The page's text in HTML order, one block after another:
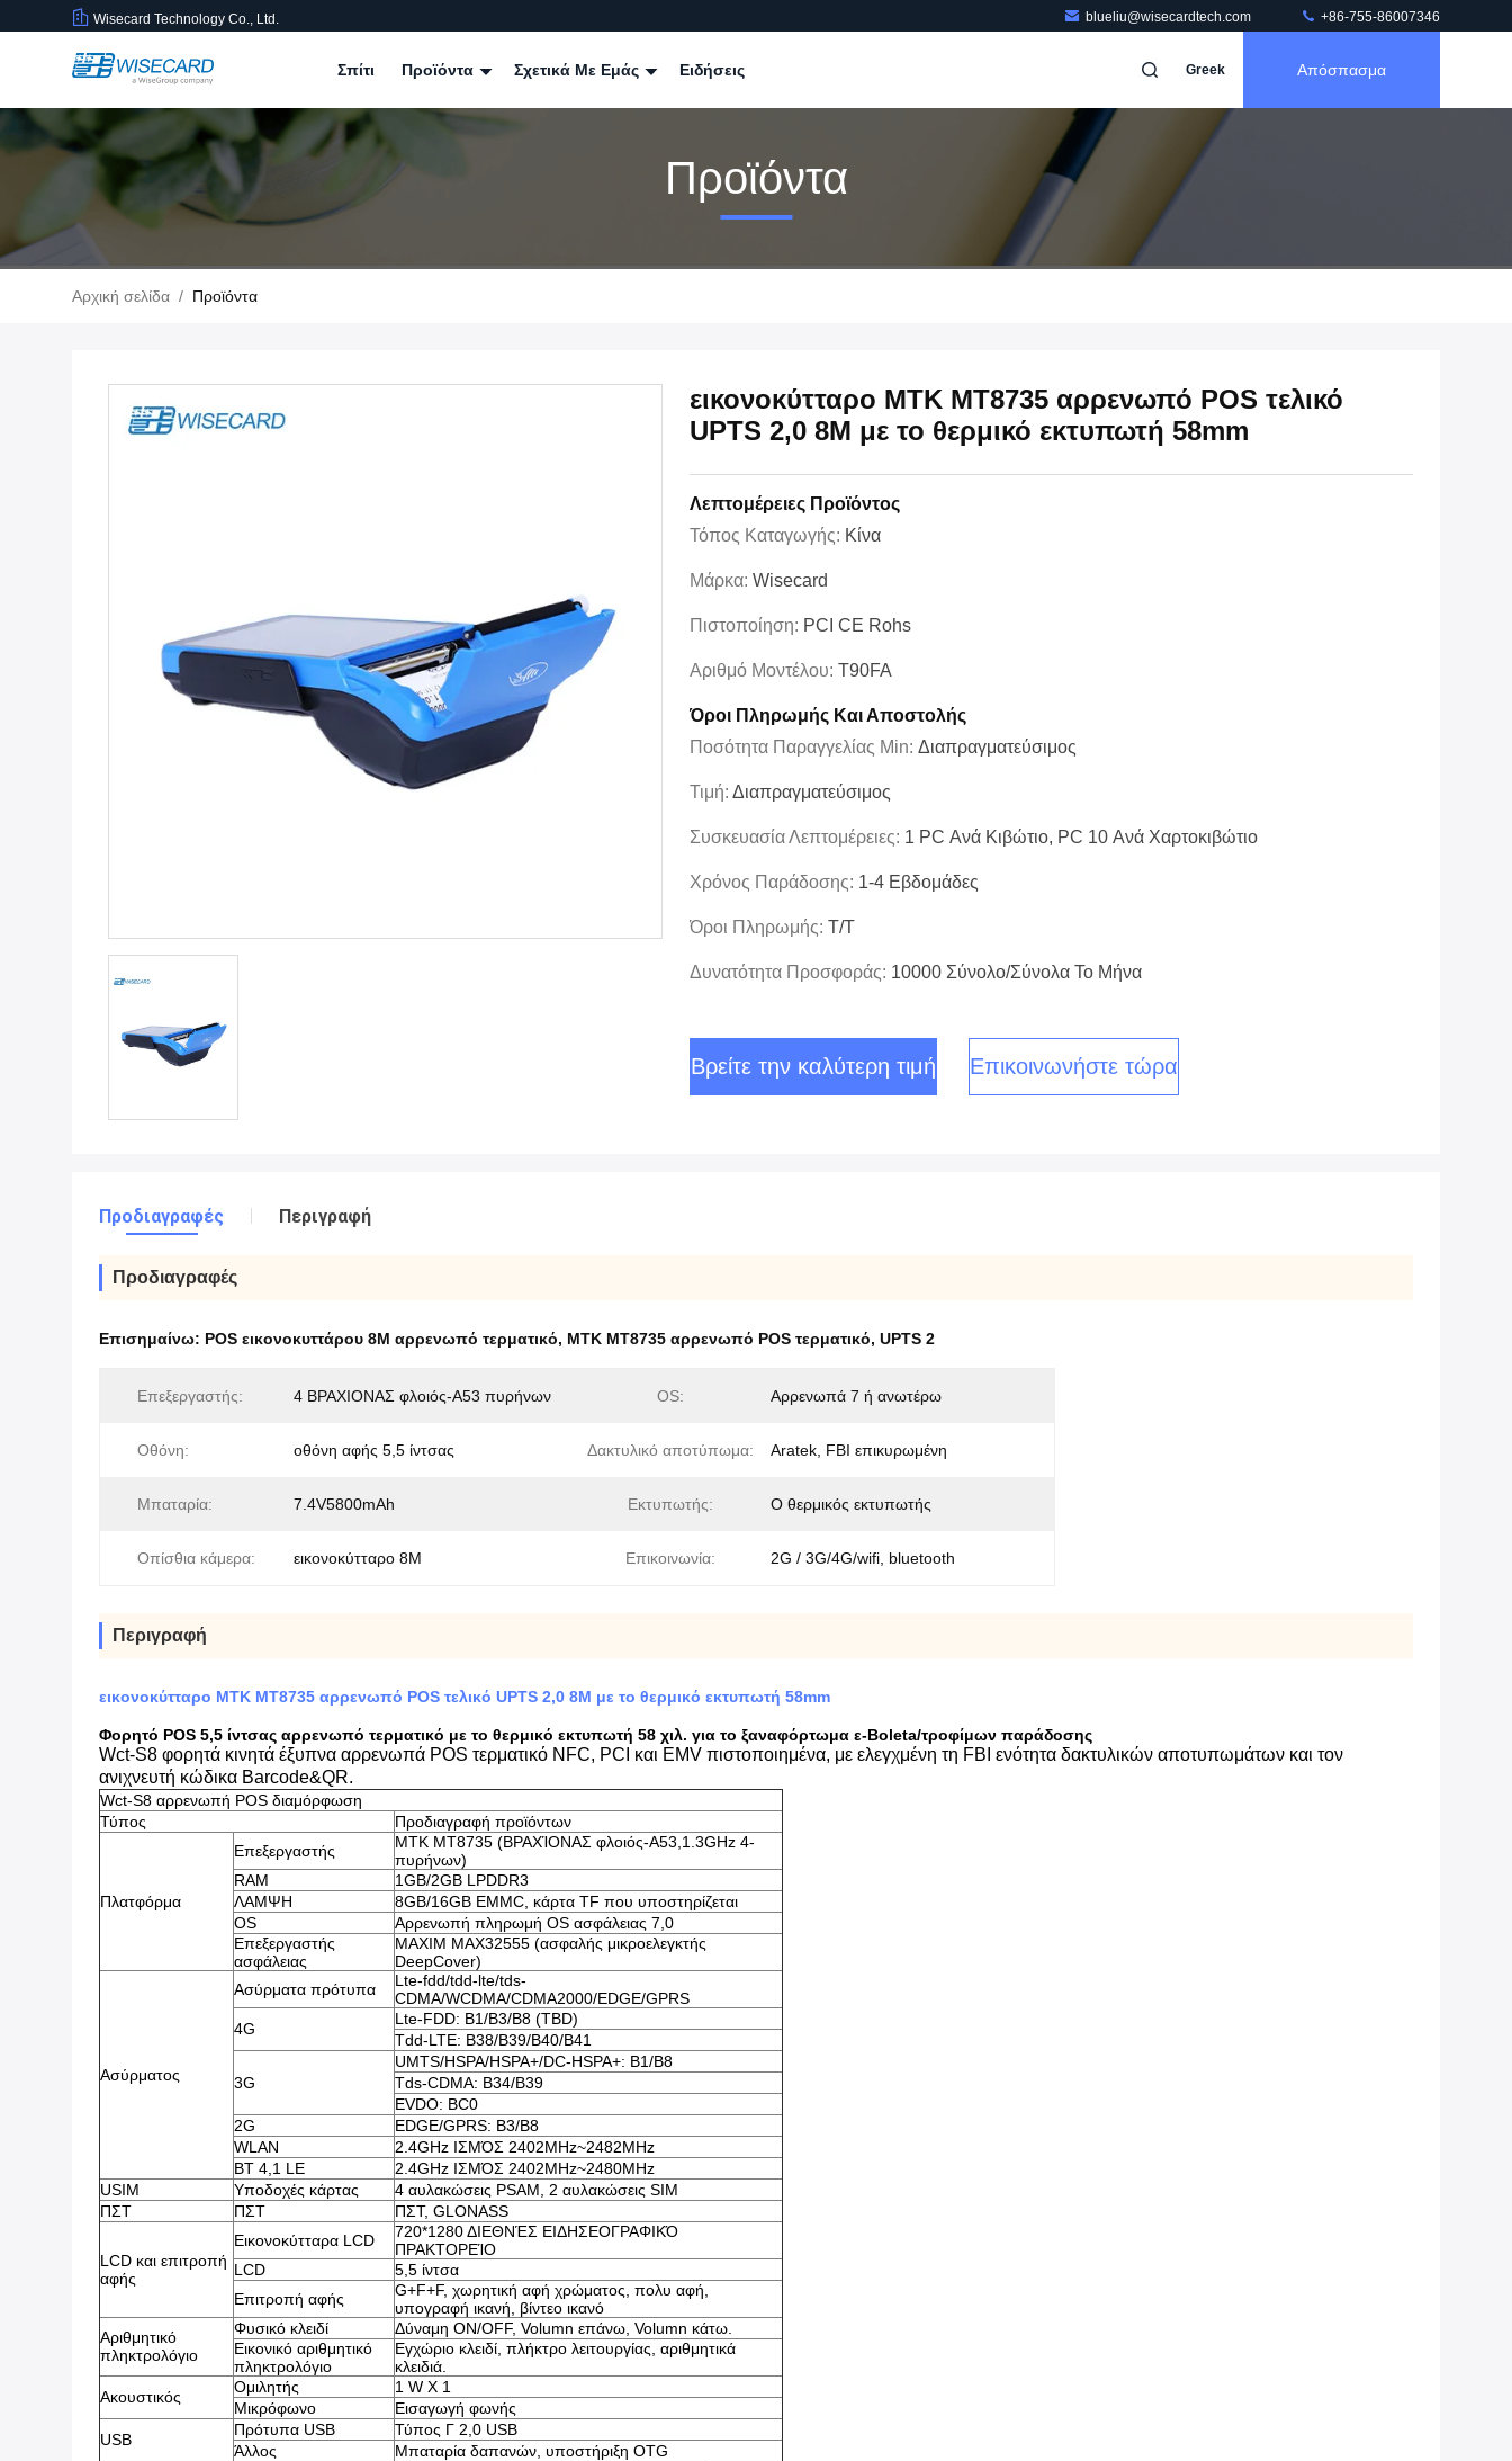
Wisecard Technology Co., Ltd. blueliu@wisecardtech.com +86-755-86007346
Σπίτι Προϊόντα Σχετικά Με Εμάς Ειδήσεις Greek Απόσπασμα
Προϊόντα
Αρχική σελίδα / Προϊόντα
εικονοκύτταρο MTK MT8735 αρρενωπό POS τελικό
UPTS 2,0 8M με το θερμικό εκτυπωτή 58mm
Λεπτομέρειες Προϊόντος
Τόπος Καταγωγής: Κίνα
Μάρκα: Wisecard
Πιστοποίηση: PCI CE Rohs
Αριθμό Μοντέλου: T90FA
Όροι Πληρωμής Και Αποστολής
Ποσότητα Παραγγελίας Min: Διαπραγματεύσιμος
Τιμή: Διαπραγματεύσιμος
Συσκευασία Λεπτομέρειες: 1 PC Ανά Κιβώτιο, PC 10 Ανά Χαρτοκιβώτιο
Χρόνος Παράδοσης: 1-4 Εβδομάδες
Όροι Πληρωμής: T/T
Δυνατότητα Προσφοράς: 10000 Σύνολο/σύνολα Το Μήνα
Βρείτε την καλύτερη τιμή Επικοινωνήστε τώρα
Προδιαγραφές Περιγραφή
Προδιαγραφές
Επισημαίνω: POS εικονοκυττάρου 8M αρρενωπό τερματικό, MTK MT8735 αρρενωπό POS τερματικό, UPTS 2
Επεξεργαστής: 4 ΒΡΑΧΙΟΝΑΣ φλοιός-A53 πυρήνων OS: Αρρενωπά 7 ή ανωτέρω
Οθόνη: οθόνη αφής 5,5 ίντσας Δακτυλικό αποτύπωμα: Aratek, FBI επικυρωμένη
Μπαταρία: 7.4V5800mAh Εκτυπωτής: Ο θερμικός εκτυπωτής
Οπίσθια κάμερα: εικονοκύτταρο 8M Επικοινωνία: 2G / 3G/4G/wifi, bluetooth
Περιγραφή
εικονοκύτταρο MTK MT8735 αρρενωπό POS τελικό UPTS 2,0 8M με το θερμικό εκτυπωτή 58mm
Φορητό POS 5,5 ίντσας αρρενωπό τερματικό με το θερμικό εκτυπωτή 58 χιλ. για το ξαναφόρτωμα ε-Boleta/τροφίμων παράδοσης
Wct-S8 φορητά κινητά έξυπνα αρρενωπά POS τερματικό NFC, PCI και EMV πιστοποιημένα, με ελεγχμένη τη FBI ενότητα δακτυλικών αποτυπωμάτων και τον
ανιχνευτή κώδικα Barcode&QR.
Wct-S8 αρρενωπή POS διαμόρφωση
Τύπος
Προδιαγραφή προϊόντων
Πλατφόρμα
Επεξεργαστής
MTK MT8735 (ΒΡΑΧΊΟΝΑΣ φλοιός-A53,1.3GHz 4-
πυρήνων)
RAM
1GB/2GB LPDDR3
ΛΑΜΨΗ
8GB/16GB EMMC, κάρτα TF που υποστηρίζεται
OS
Αρρενωπή πληρωμή OS ασφάλειας 7,0
Επεξεργαστής
ασφάλειας
MAXIM MAX32555 (ασφαλής μικροελεγκτής
DeepCover)
Ασύρματος
Ασύρματα πρότυπα
Lte-fdd/tdd-lte/tds-
CDMA/WCDMA/CDMA2000/EDGE/GPRS
4G
Lte-FDD: B1/B3/B8 (TBD)
Tdd-LTE: B38/B39/B40/B41
3G
UMTS/HSPA/HSPA+/DC-HSPA+: B1/B8
Tds-CDMA: B34/B39
EVDO: BC0
2G
EDGE/GPRS: B3/B8
WLAN
2.4GHz ΙΣΜΌΣ 2402MHz~2482MHz
BT 4,1 LE
2.4GHz ΙΣΜΌΣ 2402MHz~2480MHz
USIM
Υποδοχές κάρτας
4 αυλακώσεις PSAM, 2 αυλακώσεις SIM
ΠΣΤ
ΠΣΤ ΠΣΤ, GLONASS
LCD και επιτροπή
αφής
Εικονοκύτταρα LCD
720*1280 ΔΙΕΘΝΈΣ ΕΙΔΗΣΕΟΓΡΑΦΙΚΌ
ΠΡΑΚΤΟΡΕΊΟ
LCD
5,5 ίντσα
Επιτροπή αφής
G+F+F, χωρητική αφή χρώματος, πολυ αφή,
υπογραφή ικανή, βίντεο ικανό
Αριθμητικό
πληκτρολόγιο
Φυσικό κλειδί
Δύναμη ON/OFF, Volumn επάνω, Volumn κάτω.
Εικονικό αριθμητικό
πληκτρολόγιο
Εγχώριο κλειδί, πλήκτρο λειτουργίας, αριθμητικά
κλειδιά.
Ακουστικός
Ομιλητής
1 W Χ 1
Μικρόφωνο
Εισαγωγή φωνής
USB
Πρότυπα USB
Τύπος Γ 2,0 USB
Άλλος
Μπαταρία δαπανών, υποστήριξη OTG